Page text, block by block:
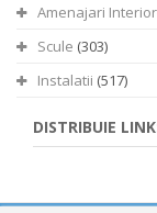
Amenajari
Scule (303)
Instalatii (517)
DISTRIBUIE